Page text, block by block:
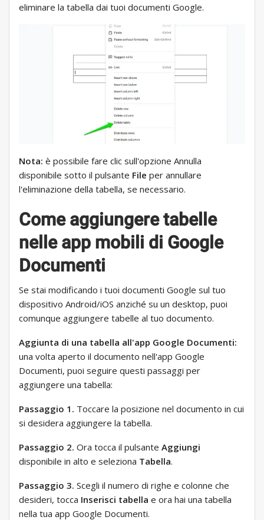
eliminare la tabella dai tuoi documenti Google.
Nota: è possibile fare clic sull'opzione Annulla
disponibile sotto il pulsante File per annullare
l'eliminazione della tabella, se necessario.
Come aggiungere tabelle
nelle app mobili di Google
Documenti
Se stai modificando i tuoi documenti Google sul tuo
dispositivo Android/iOS anziché su un desktop, puoi
comunque aggiungere tabelle al tuo documento.
Aggiunta di una tabella all'app Google Documenti:
una volta aperto il documento nell'app Google
Documenti, puoi seguire questi passaggi per
aggiungere una tabella:
Passaggio 1. Toccare la posizione nel documento in cui
si desidera aggiungere la tabella.
Passaggio 2. Ora tocca il pulsante Aggiungi
disponibile in alto e seleziona Tabella.
Passaggio 3. Scegli il numero di righe e colonne che
desideri, tocca Inserisci tabella e ora hai una tabella
nella tua app Google Documenti.